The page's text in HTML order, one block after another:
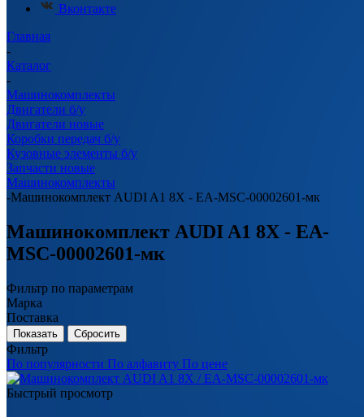
Вконтакте
Главная
-
Каталог
-
Машинокомплекты
Двигатели б/у
Двигатели новые
Коробки передач б/у
Кузовные элементы б/у
Запчасти новые
Машинокомплекты
-Машинокомплект AUDI A1 8X - EA-MSC-00002601-мк
Машинокомплект AUDI A1 8X - EA-
MSC-00002601-мк
Фильтр по параметрам
Марка
Поставка
Сбросить
Фильтр
По популярности По алфавиту По цене
Быстрый просмотр